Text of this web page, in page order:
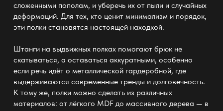
сложенными пополам, и уберечь их от пыли и случайных
деформаций. Для тех, кто ценит минимализм и порядок,
эти полки становятся настоящей находкой.
Штанги на выдвижных полкахпомогают брюк не
скатываться, а оставаться аккуратными, особенно
если речь идёт о металлической гардеробной, где
выдерживаются современные тренды и долговечность.
К тому же, полки можно сделать из различных
материалов: от лёгкого MDF до массивного дерева — в